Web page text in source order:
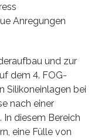
Anregungen
und zur
dem 4. FOG-
Silikoneinlagen bei
nach einer
diesem Bereich
eine Fülle von